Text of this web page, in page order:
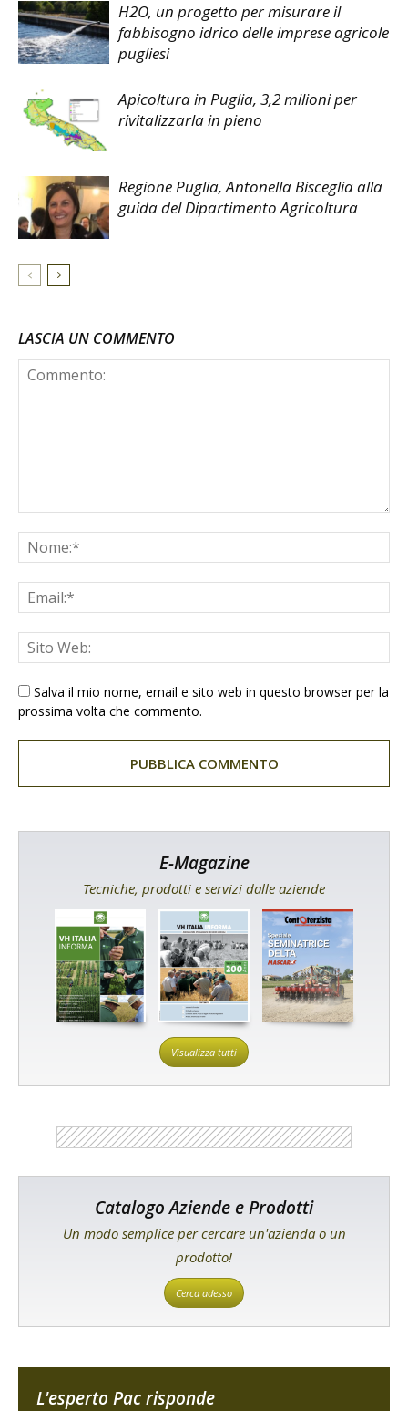
H2O, un progetto per misurare il
fabbisogno idrico delle imprese agricole
pugliesi
Apicoltura in Puglia, 3,2 milioni per
rivitalizzarla in pieno
Regione Puglia, Antonella Bisceglia alla
guida del Dipartimento Agricoltura
LASCIA UN COMMENTO
Salva il mio nome, email e sito web in questo browser per la
prossima volta che commento.
E-Magazine
Tecniche, prodotti e servizi dalle aziende
Visualizza tutti
Catalogo Aziende e Prodotti
Un modo semplice per cercare un'azienda o un
prodotto!
Cerca adesso
L'esperto Pac risponde